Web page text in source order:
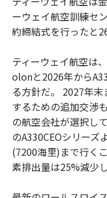
ーウェイ航空訓練セ
約締結式を行ったと
ティーウェイ航空は
olonと2026年から
る方針だ。 2027年
するための追加交渉
の航空会社が選択し
のA330CEOシリー
(7200海里)まで行く
素排出量は25%減少